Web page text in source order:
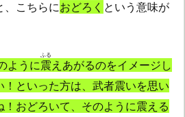
、こちらにおどろく という意味が
ように震
ふる
えあがるのをイメージし
！といった方は、武者震いを思い
おどろいて、そのように震える